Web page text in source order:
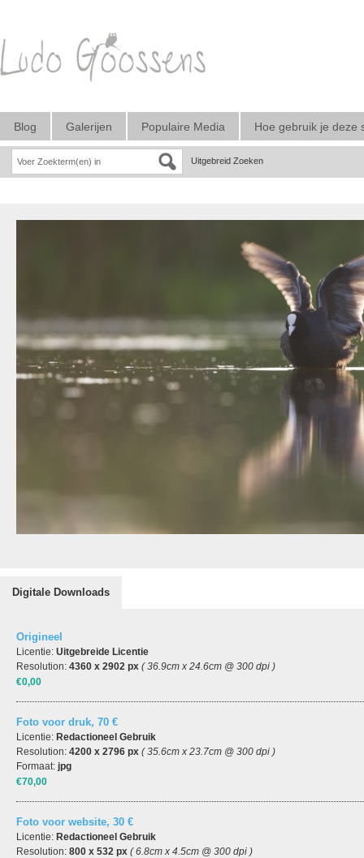
Blog Galerijen Populaire Media Hoe gebruik je deze
Uitgebreid Zoeken
Digitale Downloads
Origineel
Licentie: Uitgebreide Licentie
Resolution: 4360 x 2902 px ( 36.9cm x 24.6cm @ 300 dpi )
€0,00
Foto voor druk, 70 €
Licentie: Redactioneel Gebruik
Resolution: 4200 x 2796 px ( 35.6cm x 23.7cm @ 300 dpi )
Formaat: jpg
€70,00
Foto voor website, 30 €
Licentie: Redactioneel Gebruik
Resolution: 800 x 532 px ( 6.8cm x 4.5cm @ 300 dpi )